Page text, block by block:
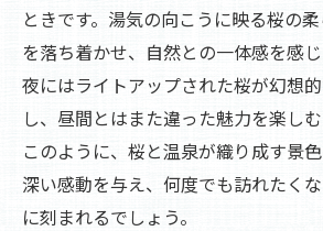
雪に包まれた温泉で心身を
冬の夜空を楽しむ横谷温泉
雪景色を眺める露天風呂の
冬の寒さを忘れる温泉での
横谷温泉で過ごす静寂な冬
横谷温泉四季折々の自然美と温
ときです。湯気の向こうに映る桜の
を落ち着かせ、自然との一体感を感じ
夜にはライトアップされた桜が幻想
し、昼間とはまた違った魅力を楽しむ
このように、桜と温泉が織り成す景
深い感動を与え、何度でも訪れたく
に刻まれるでしょう。